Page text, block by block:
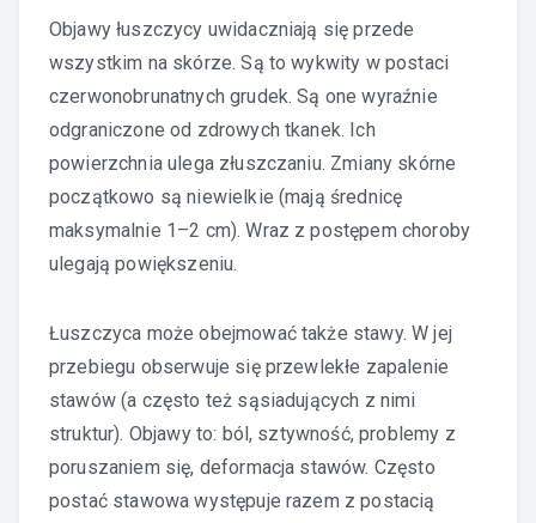
Objawy łuszczycy uwidaczniają się przede
wszystkim na skórze. Są to wykwity w postaci
czerwonobrunatnych grudek. Są one wyraźnie
odgraniczone od zdrowych tkanek. Ich
powierzchnia ulega złuszczaniu. Zmiany skórne
początkowo są niewielkie (mają średnicę
maksymalnie 1–2 cm). Wraz z postępem choroby
ulegają powiększeniu.
Łuszczyca może obejmować także stawy. W jej
przebiegu obserwuje się przewlekłe zapalenie
stawów (a często też sąsiadujących z nimi
struktur). Objawy to: ból, sztywność, problemy z
poruszaniem się, deformacja stawów. Często
postać stawowa występuje razem z postacią